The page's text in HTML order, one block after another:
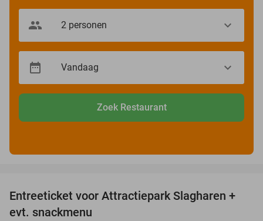
Zoek Restaurant
41%
Entreeticket voor Attractiepark Slagharen +
evt. snackmenu